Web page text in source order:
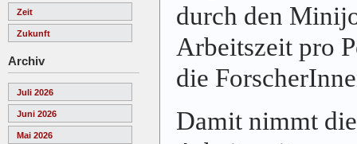
Zeit
Zukunft
Archiv
Juli 2026
Juni 2026
Mai 2026
durch den
Arbeitszeit pro
die
Damit nimmt